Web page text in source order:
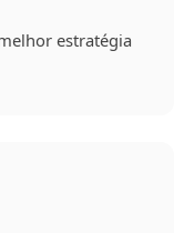
estratégia